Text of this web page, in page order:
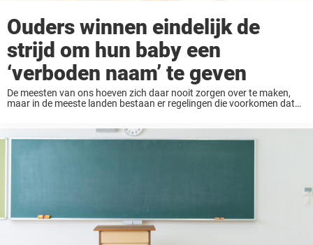
Ouders winnen eindelijk de
strijd om hun baby een
‘verboden naam’ te geven
De meesten van ons hoeven zich daar nooit zorgen over te maken,
maar in de meeste landen bestaan er regelingen die voorkomen dat